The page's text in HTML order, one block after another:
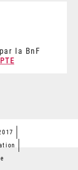
la BnF